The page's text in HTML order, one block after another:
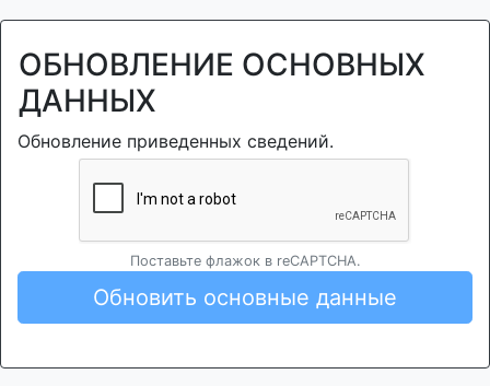
ОБНОВЛЕНИЕ ОСНОВНЫХ
ДАННЫХ
Обновление приведенных сведений.
Поставьте флажок в reCAPTCHA.
Обновить основные данные